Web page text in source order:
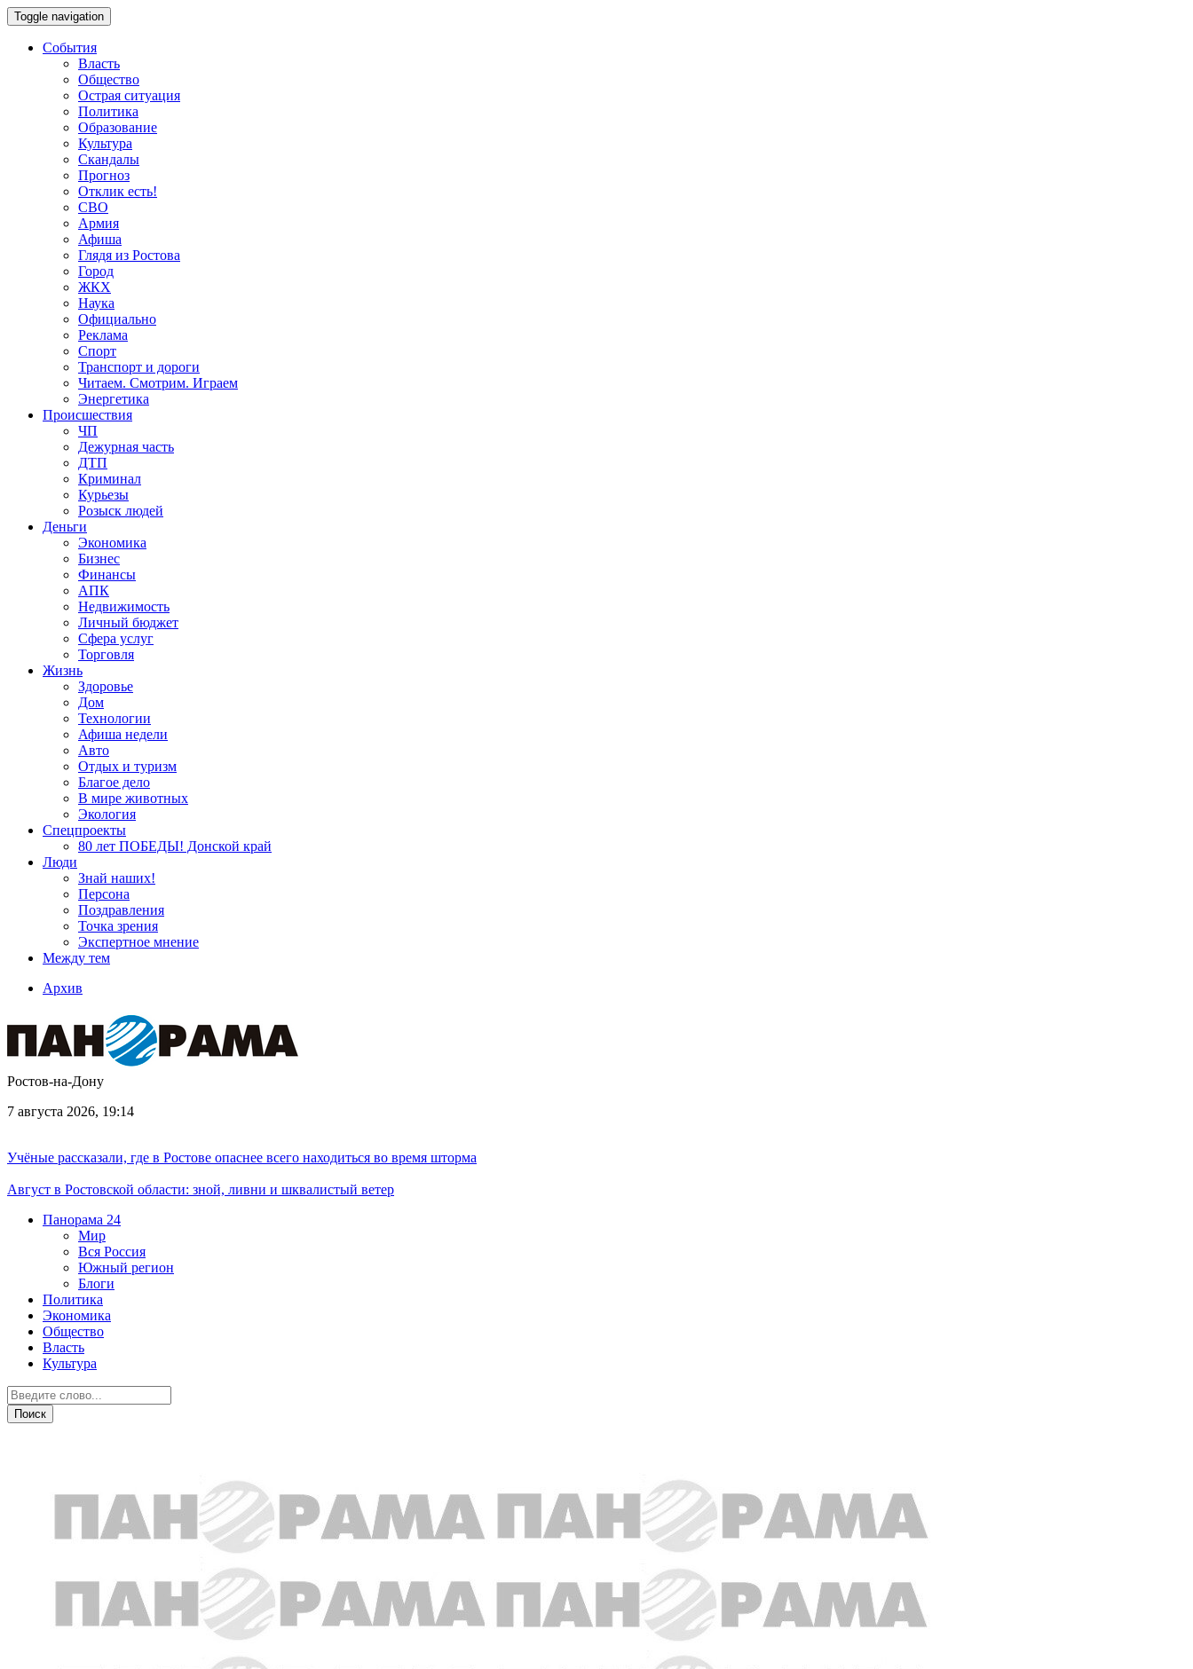
Toggle navigation
События
Власть
Общество
Острая ситуация
Политика
Образование
Культура
Скандалы
Прогноз
Отклик есть!
СВО
Армия
Афиша
Глядя из Ростова
Город
ЖКХ
Наука
Официально
Реклама
Спорт
Транспорт и дороги
Читаем. Смотрим. Играем
Энергетика
Происшествия
ЧП
Дежурная часть
ДТП
Криминал
Курьезы
Розыск людей
Деньги
Экономика
Бизнес
Финансы
АПК
Недвижимость
Личный бюджет
Сфера услуг
Торговля
Жизнь
Здоровье
Дом
Технологии
Афиша недели
Авто
Отдых и туризм
Благое дело
В мире животных
Экология
Спецпроекты
80 лет ПОБЕДЫ! Донской край
Люди
Знай наших!
Персона
Поздравления
Точка зрения
Экспертное мнение
Между тем
Архив
Ростов-на-Дону
7 августа 2026, 19:14
Учёные рассказали, где в Ростове опаснее всего находиться во время шторма
Август в Ростовской области: зной, ливни и шквалистый ветер
Панорама 24
Мир
Вся Россия
Южный регион
Блоги
Политика
Экономика
Общество
Власть
Культура